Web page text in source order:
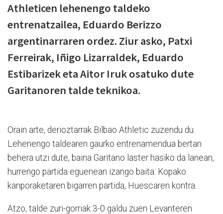
Athleticen lehenengo taldeko
entrenatzailea, Eduardo Berizzo
argentinarraren ordez. Ziur asko, Patxi
Ferreirak, Iñigo Lizarraldek, Eduardo
Estibarizek eta Aitor Iruk osatuko dute
Garitanoren talde teknikoa.
Orain arte, derioztarrak Bilbao Athletic zuzendu du.
Lehenengo taldearen gaurko entrenamendua bertan
behera utzi dute, baina Garitano laster hasiko da lanean,
hurrengo partida eguenean izango baita: Kopako
kanporaketaren bigarren partida, Huescaren kontra.
Atzo, talde zuri-gorriak 3-0 galdu zuen Levanteren